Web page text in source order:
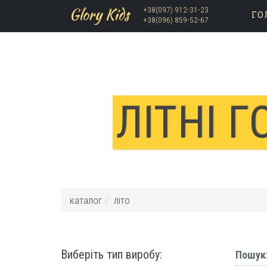
Glory Kids
+38(097) 912-31-23
+38(096) 859-52-67
ЛІТНІ
каталог літо
Виберіть тип виробу: